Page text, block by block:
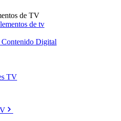
de TV
de tv
Contenido Digital
TV